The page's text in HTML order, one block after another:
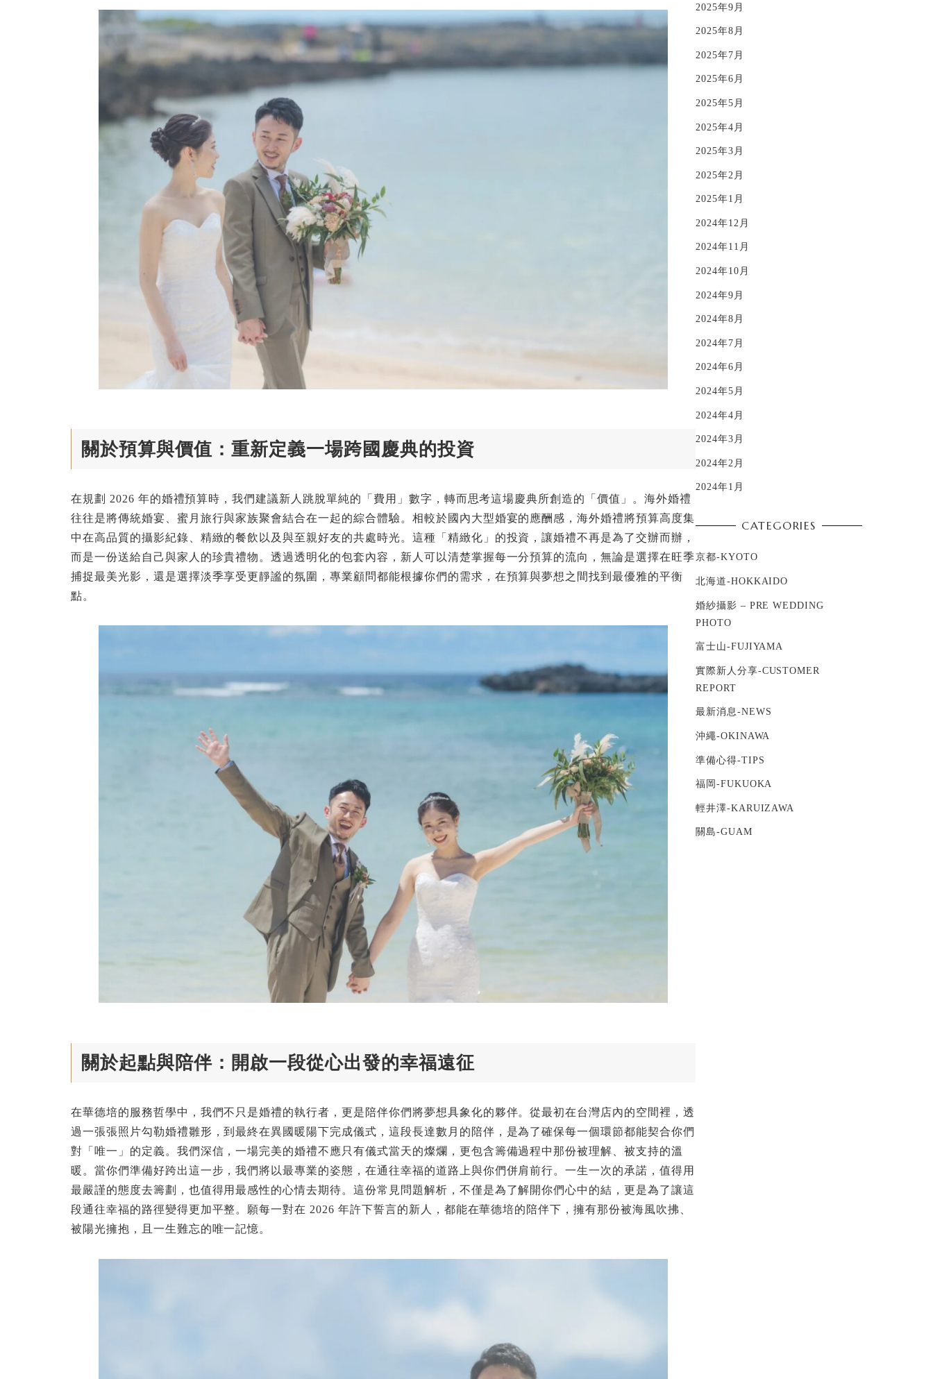
關於預算與價值：重新定義一場跨國慶典的投資
在規劃 2026 年的婚禮預算時，我們建議新人跳脫單純的「費用」數字，轉而思考這場慶典所創造的「價值」。海外婚禮
往往是將傳統婚宴、蜜月旅行與家族聚會結合在一起的綜合體驗。相較於國內大型婚宴的應酬感，海外婚禮將預算高度集
中在高品質的攝影紀錄、精緻的餐飲以及與至親好友的共處時光。這種「精緻化」的投資，讓婚禮不再是為了交辦而辦，
而是一份送給自己與家人的珍貴禮物。透過透明化的包套內容，新人可以清楚掌握每一分預算的流向，無論是選擇在旺季
捕捉最美光影，還是選擇淡季享受更靜謐的氛圍，專業顧問都能根據你們的需求，在預算與夢想之間找到最優雅的平衡
點。
關於起點與陪伴：開啟一段從心出發的幸福遠征
在華德培的服務哲學中，我們不只是婚禮的執行者，更是陪伴你們將夢想具象化的夥伴。從最初在台灣店內的空間裡，透
過一張張照片勾勒婚禮雛形，到最終在異國暖陽下完成儀式，這段長達數月的陪伴，是為了確保每一個環節都能契合你們
對「唯一」的定義。我們深信，一場完美的婚禮不應只有儀式當天的燦爛，更包含籌備過程中那份被理解、被支持的溫
暖。當你們準備好跨出這一步，我們將以最專業的姿態，在通往幸福的道路上與你們併肩前行。一生一次的承諾，值得用
最嚴謹的態度去籌劃，也值得用最感性的心情去期待。這份常見問題解析，不僅是為了解開你們心中的結，更是為了讓這
段通往幸福的路徑變得更加平整。願每一對在 2026 年許下誓言的新人，都能在華德培的陪伴下，擁有那份被海風吹拂、
被陽光擁抱，且一生難忘的唯一記憶。
2025年9月
2025年8月
2025年7月
2025年6月
2025年5月
2025年4月
2025年3月
2025年2月
2025年1月
2024年12月
2024年11月
2024年10月
2024年9月
2024年8月
2024年7月
2024年6月
2024年5月
2024年4月
2024年3月
2024年2月
2024年1月
CATEGORIES
京都-KYOTO
北海道-HOKKAIDO
婚紗攝影 – PRE WEDDING
PHOTO
富士山-FUJIYAMA
實際新人分享-CUSTOMER
REPORT
最新消息-NEWS
沖繩-OKINAWA
準備心得-TIPS
福岡-FUKUOKA
輕井澤-KARUIZAWA
關島-GUAM